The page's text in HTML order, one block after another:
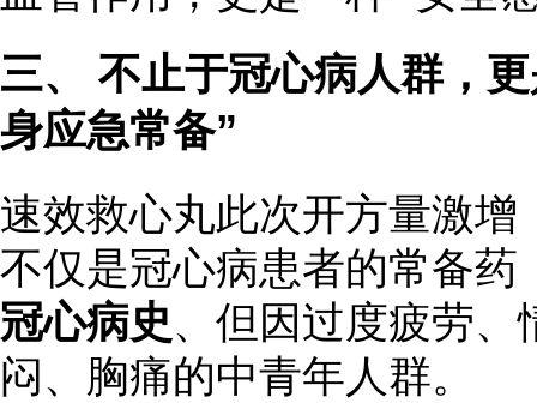
三、 不止于冠心病人群，
身应急常备”
速效救心丸此次开方量激
不仅是冠心病患者的常备药
冠心病史、但因过度疲劳
闷、胸痛的中青年人群。